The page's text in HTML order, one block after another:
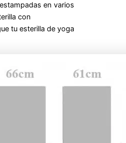
en varios
con
tu esterilla de yoga